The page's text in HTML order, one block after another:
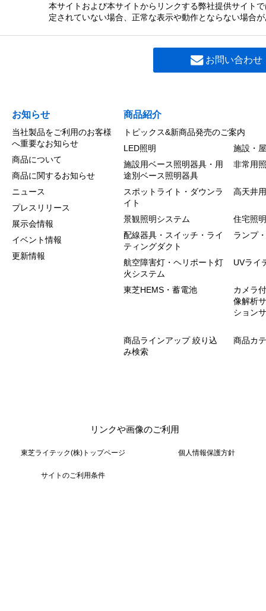
本サイトおよび本サイトからリンクする弊社提供サイト
定されていない場合、正常な表示や動作とならない場合
お問い合わせ
お知らせ
当社製品をご利用のお客様
へ重要なお知らせ
商品について
商品に関するお知らせ
ニュース
プレスリリース
展示会情報
イベント情報
更新情報
商品紹介
トピックス&新商品発売のご案内
LED照明
施設・
施設用ベース照明器具・用
途別ベース照明器具
非常用
スポットライト・ダウンラ
イト
高天井
景観照明システム
住宅照
配線器具・スイッチ・ライ
ティングダクト
ランプ
航空障害灯・ヘリポート灯
火システム
UVライ
東芝HEMS・蓄電池
カメラ
像解析
ション
商品ラインアップ 絞り込
み検索
商品カ
リンクや画像のご利用
東芝ライテック(株)トップページ 個人情報保護方針
サイトのご利用条件